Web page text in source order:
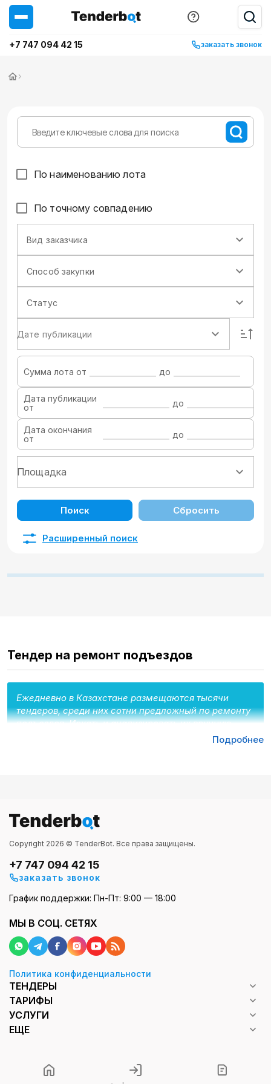
+7 747 094 42 15 заказать звонок
›
По наименованию лота
По точному совпадению
Вид заказчика
Способ закупки
Статус
Дате публикации
Сумма лота от до
Дата публикации
от
до
Дата окончания
от
до
Поиск Сбросить
Расширенный поиск
Тендер на ремонт подъездов
Ежедневно в Казахстане размещаются тысячи
тендеров, среди них сотни предложный по ремонту
подъездов. Искать и анализировать их вручную –
долго, неудобно, неэффективно. Если хотите
Tenderbot.
работы с тендерами на ремонт
Это онлайн-сервис, на котором собрано
максимально полная база актуальных тендеров с 3
государственных (ГосЗакуп, Samruk-Kazyna, Реестр-
Надлок) и более 150 частных площадок. Тендербот
избавляет поставщиков, заказчиков, инвесторов и
других участников закупок от рутины, а также
позволяет оптимизировать работу.
Подробнее
Copyright 2026 © TenderBot. Все права защищены.
+7 747 094 42 15
заказать звонок
График поддержки: Пн-Пт: 9:00 — 18:00
МЫ В СОЦ. СЕТЯХ
Политика конфиденциальности
ТЕНДЕРЫ
ТАРИФЫ
УСЛУГИ
ЕЩЕ